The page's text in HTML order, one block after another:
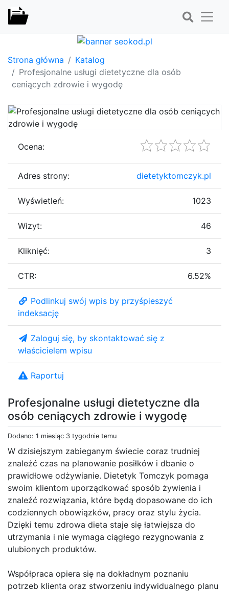
Strona główna
Katalog
Profesjonalne usługi dietetyczne dla osób
ceniących zdrowie i wygodę
Profesjonalne usługi dietetyczne dla
osób ceniących zdrowie i wygodę
Dodano: 1 miesiąc 3 tygodnie temu
W dzisiejszym zabieganym świecie coraz trudniej
znaleźć czas na planowanie posiłków i dbanie o
prawidłowe odżywianie. Dietetyk Tomczyk pomaga
swoim klientom uporządkować sposób żywienia i
znaleźć rozwiązania, które będą dopasowane do ich
codziennych obowiązków, pracy oraz stylu życia.
Dzięki temu zdrowa dieta staje się łatwiejsza do
utrzymania i nie wymaga ciągłego rezygnowania z
ulubionych produktów.
Współpraca opiera się na dokładnym poznaniu
potrzeb klienta oraz stworzeniu indywidualnego planu
Ocena:
Adres strony: dietetyktomczyk.pl
Wyświetleń: 1023
Wizyt: 46
Kliknięć: 3
CTR: 6.52%
Podlinkuj swój wpis by przyśpieszyć
indeksację
Zaloguj się, by skontaktować się z
właścicielem wpisu
Raportuj